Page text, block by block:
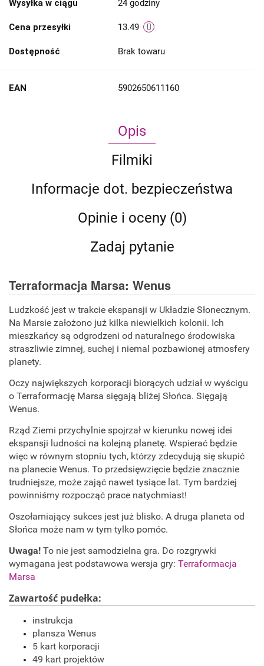
Wysyłka w ciągu 24 godziny
Cena przesyłki 13.49
Dostępność Brak towaru
EAN 5902650611160
Opis
Filmiki
Informacje dot. bezpieczeństwa
Opinie i oceny (0)
Zadaj pytanie
Terraformacja Marsa: Wenus
Ludzkość jest w trakcie ekspansji w Układzie Słonecznym.
Na Marsie założono już kilka niewielkich kolonii. Ich
mieszkańcy są odgrodzeni od naturalnego środowiska
straszliwie zimnej, suchej i niemal pozbawionej atmosfery
planety.
Oczy największych korporacji biorących udział w wyścigu
o Terraformację Marsa sięgają bliżej Słońca. Sięgają
Wenus.
Rząd Ziemi przychylnie spojrzał w kierunku nowej idei
ekspansji ludności na kolejną planetę. Wspierać będzie
więc w równym stopniu tych, którzy zdecydują się skupić
na planecie Wenus. To przedsięwzięcie będzie znacznie
trudniejsze, może zająć nawet tysiące lat. Tym bardziej
powinniśmy rozpocząć prace natychmiast!
Oszołamiający sukces jest już blisko. A druga planeta od
Słońca może nam w tym tylko pomóc.
Uwaga! To nie jest samodzielna gra. Do rozgrywki
wymagana jest podstawowa wersja gry: Terraformacja
Marsa
Zawartość pudełka:
instrukcja
plansza Wenus
5 kart korporacji
49 kart projektów